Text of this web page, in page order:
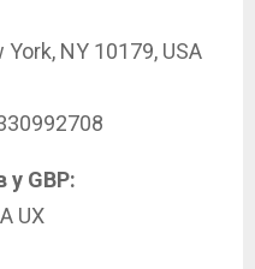
NY 10179, USA
у GBP:
UX